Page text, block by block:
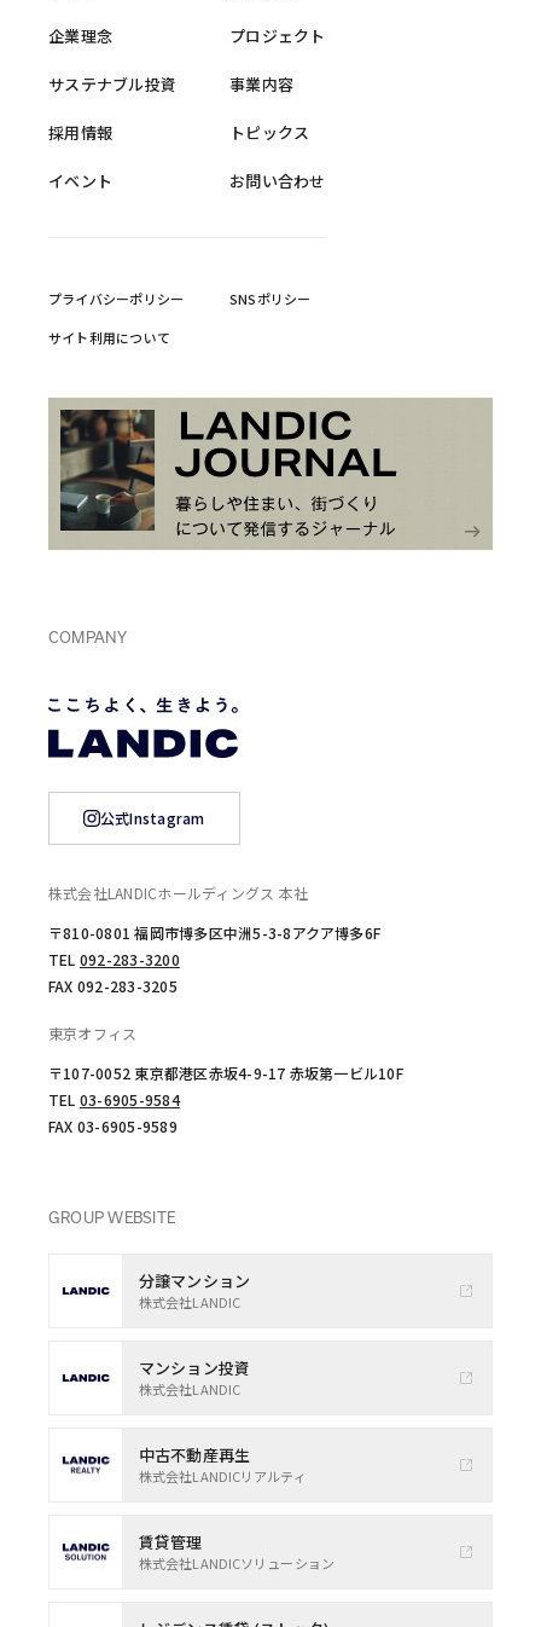
企業理念 プロジェクト
サステナブル投資 事業内容
採用情報 トピックス
イベント お問い合わせ
プライバシーポリシー
SNSポリシー
サイト利用について
COMPANY
公式Instagram
株式会社LANDICホールディングス 本社
〒810-0801 福岡市博多区中洲5-3-8アクア博多6F
TEL 092-283-3200
FAX 092-283-3205
東京オフィス
〒107-0052 東京都港区赤坂4-9-17 赤坂第一ビル10F
TEL 03-6905-9584
FAX 03-6905-9589
GROUP WEBSITE
分譲マンション
株式会社LANDIC
マンション投資
株式会社LANDIC
中古不動産再生
株式会社LANDICリアルティ
賃貸管理
株式会社LANDICソリューション